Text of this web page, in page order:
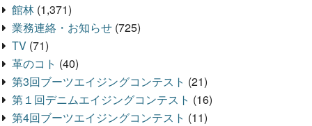
館林 (1,371)
業務連絡・お知らせ (725)
TV (71)
革のコト (40)
第3回ブーツエイジングコンテスト (21)
第１回デニムエイジングコンテスト (16)
第4回ブーツエイジングコンテスト (11)